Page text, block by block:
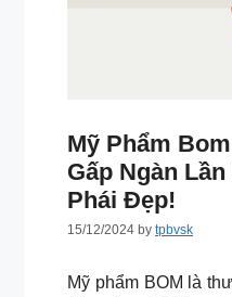
Mỹ Phẩm
Gấp Ngàn
Phái Đẹp!
15/12/2024 by tpbvsk
Mỹ phẩm BOM là